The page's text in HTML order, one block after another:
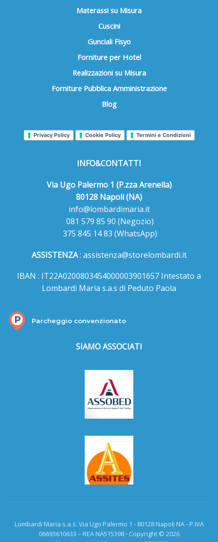
Materassi su Misura
Cuscini
Gunciali Fisyo
Forniture per Hotel
Realizzazioni su Misura
Forniture Pubblica Amministrazione
Blog
Privacy Policy Cookie Policy Termini e Condizioni
INFO&CONTATTI
Via Ugo Palermo 1 (P.zza Arenella)
80128 Napoli (NA)
info@lombardimaria.it
081 579 85 90 (Negozio)
375 845 14 83 (WhatsApp)
ASSISTENZA: assistenza@storelombardi.it
IBAN : IT22A0200803454000003901657 Intestato a
Lombardi Maria s.a.s di Peduto Paola
Parcheggio convenzionato
SIAMO ASSOCIATI
Lombardi Maria s.a.s. Via Ugo Palermo 1 - 80128 Napoli NA - P.IVA
06693610633 – REA NA515398 - Copyright © 2026